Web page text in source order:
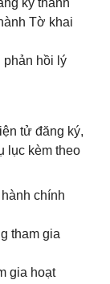
ký thành
Tờ khai
phản hồi lý
tử đăng ký,
lục kèm theo
chính
tham gia
gia hoạt